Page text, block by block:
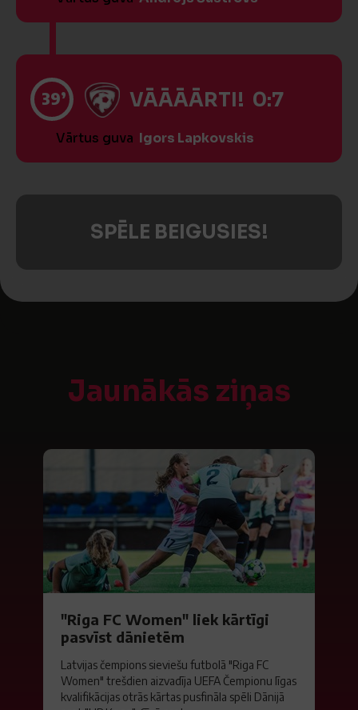
39’ VĀĀĀĀRTI! 0:7
Vārtus guva Igors Lapkovskis
SPĒLE BEIGUSIES!
Jaunākās ziņas
"Riga FC Women" liek kārtīgi
pasvīst dānietēm
Latvijas čempions sieviešu futbolā "Riga FC
Women" trešdien aizvadīja UEFA Čempionu līgas
kvalifikācijas otrās kārtas pusfināla spēli Dānijā